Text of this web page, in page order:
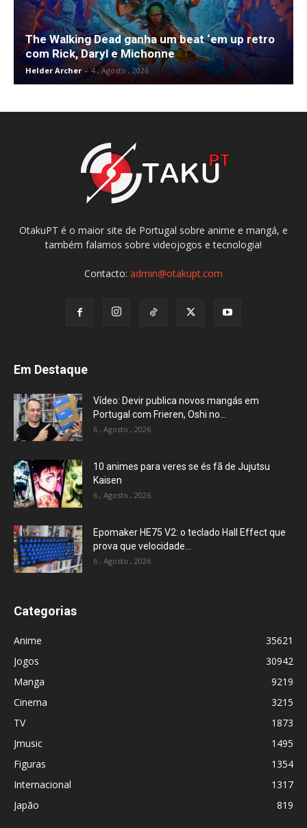
The Walking Dead ganha um beat ‘em up retro
com Rick, Daryl e Michonne
Helder Archer - 4 , Agosto , 2026
OtakuPT é o maior site de Portugal sobre anime e mangá, e
também falamos sobre videojogos e tecnologia!
Contacto: admin@otakupt.com
Em Destaque
Vídeo: Devir publica novos mangás em
Portugal com Frieren, Oshi no...
6 , Agosto , 2026
10 animes para veres se és fã de Jujutsu
Kaisen
6 , Agosto , 2026
Epomaker HE75 V2: o teclado Hall Effect que
prova que velocidade...
6 , Agosto , 2026
Categorias
Anime
35621
Jogos
30942
Manga
9219
Cinema
3215
TV
1873
Jmusic
1495
Figuras
1354
Internacional
1317
Japão
819